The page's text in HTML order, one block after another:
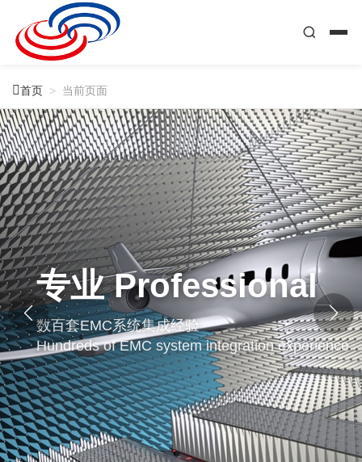
首页 > 当前页面
专业 Professional
数百套EMC系统集成经验
Hundreds of EMC system integration experience